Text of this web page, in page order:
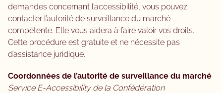
demandes concernant l’accessibilité, vous pouvez
contacter l’autorité de surveillance du marché
compétente. Elle vous aidera à faire valoir vos droits.
Cette procédure est gratuite et ne nécessite pas
d’assistance juridique.
Coordonnées de l’autorité de surveillance du marché
Service E-Accessibility de la Confédération